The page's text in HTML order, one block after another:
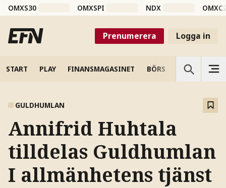
OMXS30 OMXSPI NDX
Prenumerera Logga in
START PLAY FINANSMAGASINET BÖRS VETENSKAP
GULDHUMLAN
Annifrid Huhtala
tilldelas Guldhumlan
I allmänhetens tjänst